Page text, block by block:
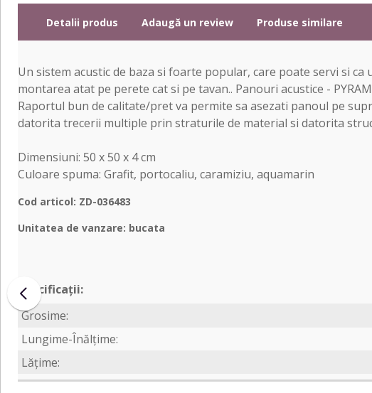
Detalii produs Adaugă un review Produse similare
Un sistem acustic de baza si foarte popular, care poate servi si
montarea atat pe perete cat si pe tavan.. Panouri acustice -
Raportul bun de calitate/pret va permite sa asezati panoul pe
datorita trecerii multiple prin straturile de material si datorita
Dimensiuni: 50 x 50 x 4 cm
Culoare spuma: Grafit, portocaliu, caramiziu, aquamarin
Cod articol: ZD-036483
Unitatea de vanzare: bucata
Specificații:
Grosime:
Lungime-Înălțime:
Lățime: